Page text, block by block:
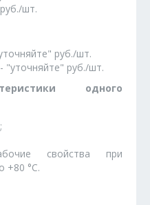
шт.
руб./шт.
"уточняйте" руб./шт.
одного
свойства при
+80 °C.